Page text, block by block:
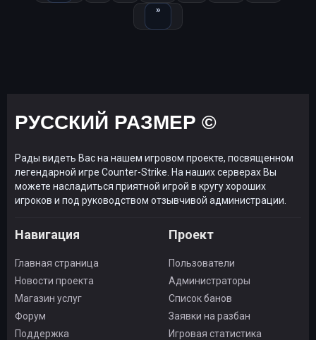
»
Вперед
РУССКИЙ РАЗМЕР ©
Рады видеть Вас на нашем игровом проекте, посвященном
легендарной игре Counter-Strike. На наших серверах Вы
можете насладиться приятной игрой в кругу хороших
игроков и под руководством отзывчивой администрации.
Навигация
Главная страница
Новости проекта
Магазин услуг
Форум
Поддержка
Проект
Пользователи
Администраторы
Список банов
Заявки на разбан
Игровая статистика